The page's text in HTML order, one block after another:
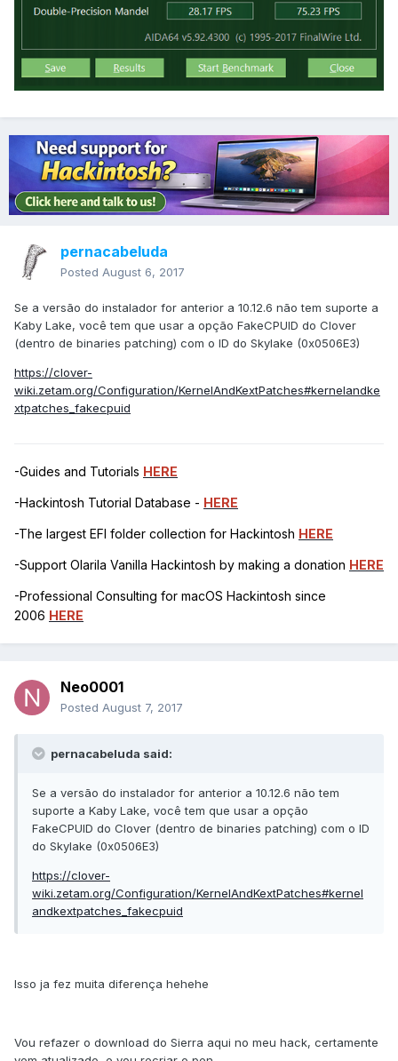
pernacabeluda
Posted August 6, 2017
Se a versão do instalador for anterior a 10.12.6 não tem suporte a
Kaby Lake, você tem que usar a opção FakeCPUID do Clover
(dentro de binaries patching) com o ID do Skylake (0x0506E3)
https://clover-
wiki.zetam.org/Configuration/KernelAndKextPatches#kernelandke
xtpatches_fakecpuid
-Guides and Tutorials HERE
-Hackintosh Tutorial Database - HERE
-The largest EFI folder collection for Hackintosh HERE
-Support Olarila Vanilla Hackintosh by making a donation HERE
-Professional Consulting for macOS Hackintosh since
2006 HERE
Neo0001
Posted August 7, 2017
pernacabeluda said:
Se a versão do instalador for anterior a 10.12.6 não tem
suporte a Kaby Lake, você tem que usar a opção
FakeCPUID do Clover (dentro de binaries patching) com o ID
do Skylake (0x0506E3)
https://clover-
wiki.zetam.org/Configuration/KernelAndKextPatches#kernel
andkextpatches_fakecpuid
Isso ja fez muita diferença hehehe
Vou refazer o download do Sierra aqui no meu hack, certamente